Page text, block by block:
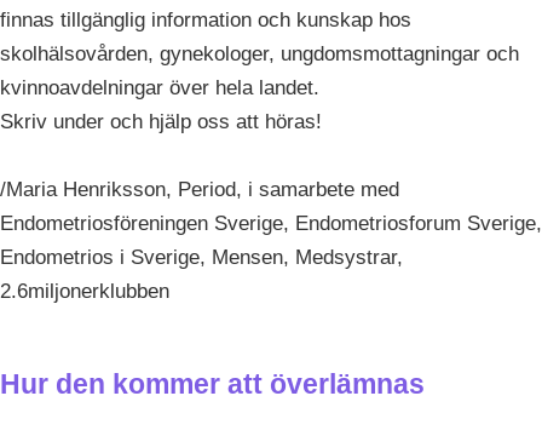
finnas tillgänglig information och kunskap hos
skolhälsovården, gynekologer, ungdomsmottagningar och
kvinnoavdelningar över hela landet.
Skriv under och hjälp oss att höras!
/Maria Henriksson, Period, i samarbete med
Endometriosföreningen Sverige, Endometriosforum Sverige,
Endometrios i Sverige, Mensen, Medsystrar,
2.6miljonerklubben
Hur den kommer att överlämnas